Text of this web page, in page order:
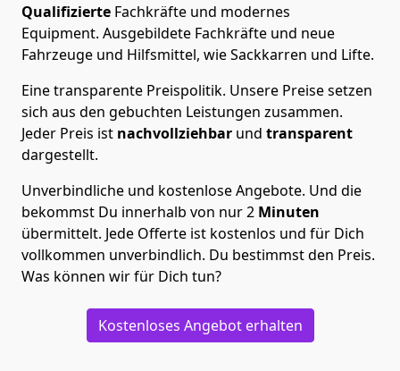
Qualifizierte Fachkräfte und modernes
Equipment. Ausgebildete Fachkräfte und neue
Fahrzeuge und Hilfsmittel, wie Sackkarren und Lifte.
Eine transparente Preispolitik. Unsere Preise setzen
sich aus den gebuchten Leistungen zusammen.
Jeder Preis ist nachvollziehbar und transparent
dargestellt.
Unverbindliche und kostenlose Angebote. Und die
bekommst Du innerhalb von nur2 Minuten
übermittelt. Jede Offerte ist kostenlos und für Dich
vollkommen unverbindlich. Du bestimmst den Preis.
Was können wir für Dich tun?
Kostenloses Angebot erhalten